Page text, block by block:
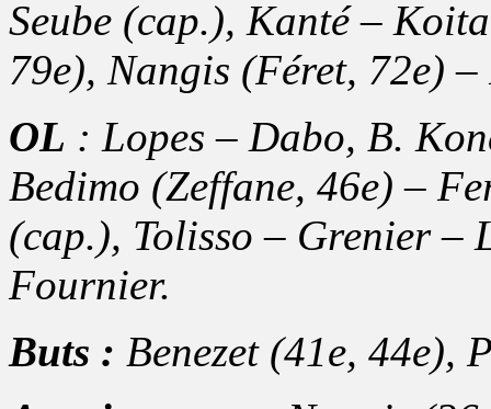
Seube (cap.), Kanté –
79e), Nangis (Féret, 72e)
OL : Lopes – Dabo, B.
Bedimo (Zeffane, 46e) –
(cap.), Tolisso – Grenier –
Fournier.
Buts : Benezet (41e, 44e),